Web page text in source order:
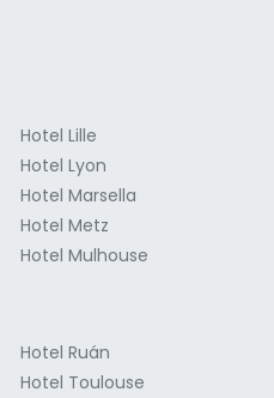
Hotel Lille
Hotel Lyon
Hotel Marsella
Hotel Metz
Hotel Mulhouse
Hotel Ruán
Hotel Toulouse